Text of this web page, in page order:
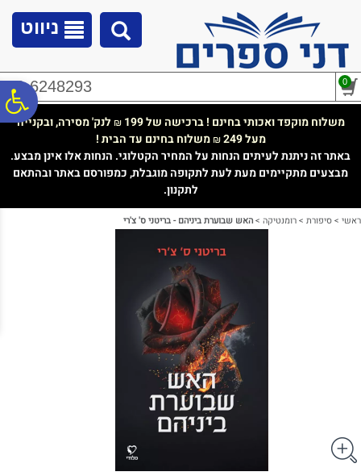
נגישות
ניווט
02-6248293 0
משלוח מוקפד ואכותי בחינם ! ברכישה של 199 ₪ לנק' מסירה, ובקנייה
מעל 249
₪משלוח בחינם עד הבית !
באתר זה ניתנת לעיתים הנחות על המחיר הקטלוגי. הנחות אלו אינן מבצע.
מבצעים מתקיימים מעת לעת לתקופה מוגבלת, כמפורסם באתר ובהתאם
לתקנון.
ראשי >סיפורת >רומנטיקה >האש שבוערת ביניהם - בריטני ס' צ'רי